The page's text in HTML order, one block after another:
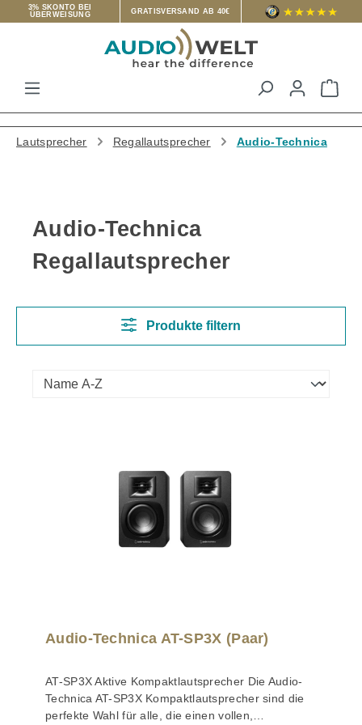
3% SKONTO BEI
ÜBERWEISUNG
GRATISVERSAND AB 40€
Lautsprecher Regallautsprecher Audio-Technica
Audio-Technica
Regallautsprecher
Produkte filtern
Audio-Technica AT-SP3X (Paar)
AT-SP3X Aktive Kompaktlautsprecher Die Audio-
Technica AT-SP3X Kompaktlautsprecher sind die
perfekte Wahl für alle, die einen vollen,